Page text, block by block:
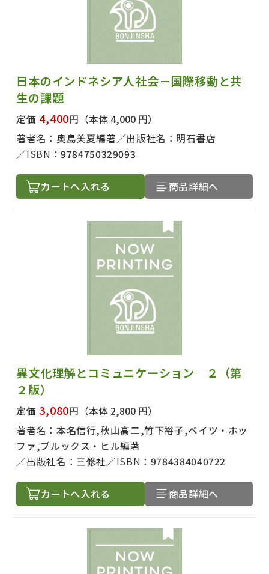
日本のインドネシア人社会－国際移動と共
生の課題
定価 4,400円 （本体 4,000 円）
著者名： 奥島美夏編著 出版社名： 明石書店
ISBN：9784750329093
カートへ入れる 商品詳細へ
異文化理解とコミュニケーション ２（第
２版）
定価 3,080円 （本体 2,800 円）
著者名： 本名信行,秋山高二,竹下裕子,ベイツ・ホッ
ファ,ブルックス・ヒル編著
出版社名： 三修社 ISBN： 9784384040722
カートへ入れる 商品詳細へ